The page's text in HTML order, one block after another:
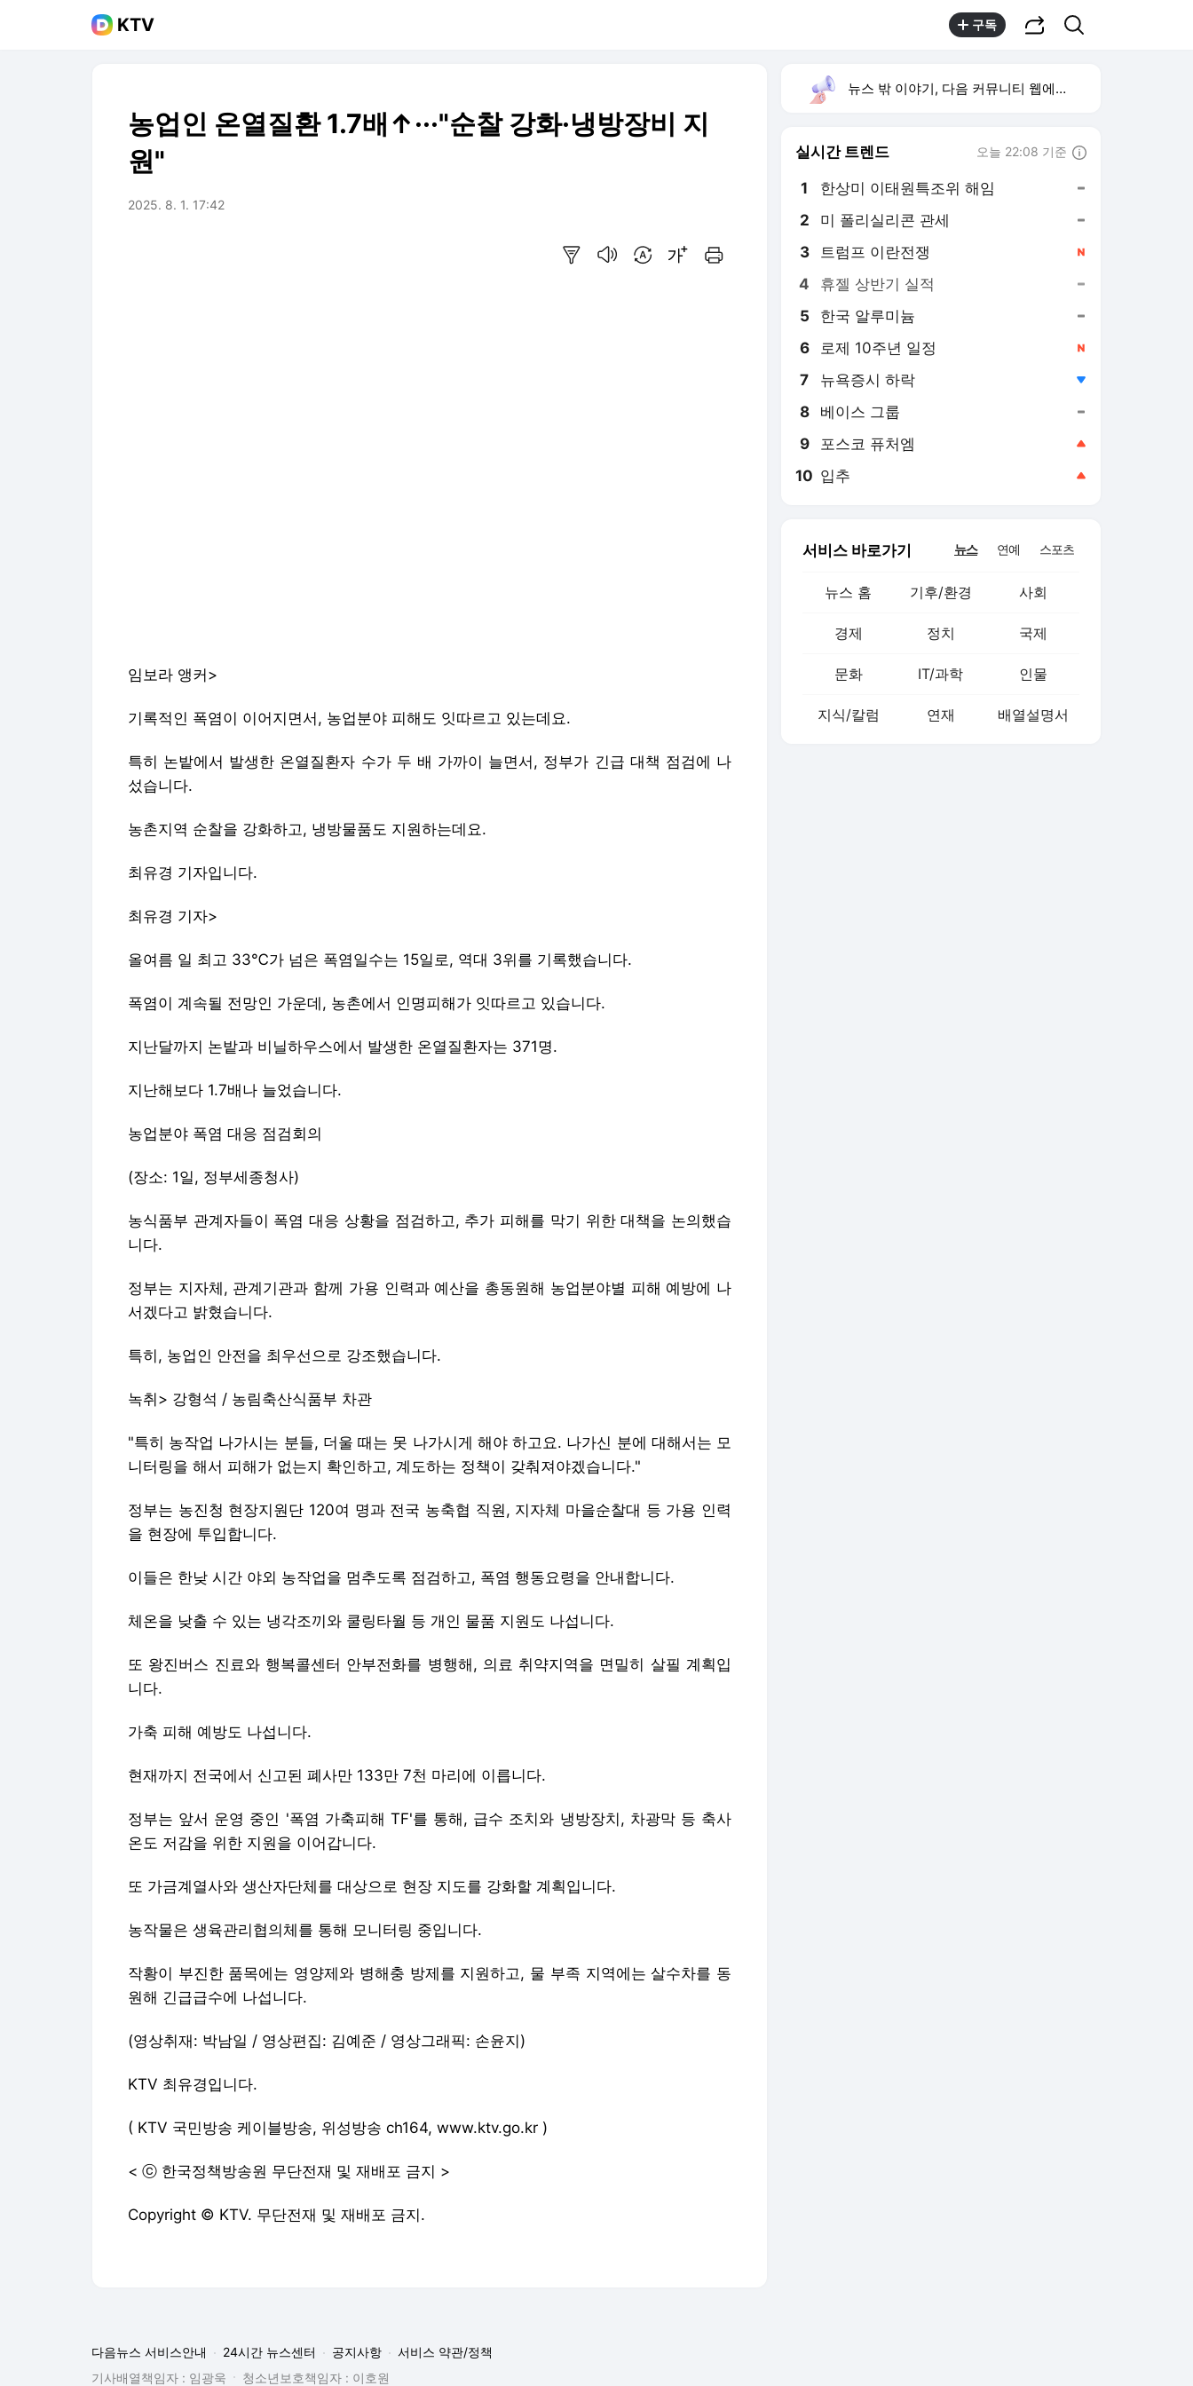
KTV 구독
농업인 온열질환 1.7배↑···"순찰 강화·냉방장비 지
원"
2025. 8. 1. 17:42
임보라 앵커>
기록적인 폭염이 이어지면서, 농업분야 피해도 잇따르고 있는데요.
특히 논밭에서 발생한 온열질환자 수가 두 배 가까이 늘면서, 정부가 긴급 대책 점검에 나
섰습니다.
농촌지역 순찰을 강화하고, 냉방물품도 지원하는데요.
최유경 기자입니다.
최유경 기자>
올여름 일 최고 33℃가 넘은 폭염일수는 15일로, 역대 3위를 기록했습니다.
폭염이 계속될 전망인 가운데, 농촌에서 인명피해가 잇따르고 있습니다.
지난달까지 논밭과 비닐하우스에서 발생한 온열질환자는 371명.
지난해보다 1.7배나 늘었습니다.
농업분야 폭염 대응 점검회의
(장소: 1일, 정부세종청사)
농식품부 관계자들이 폭염 대응 상황을 점검하고, 추가 피해를 막기 위한 대책을 논의했습
니다.
정부는 지자체, 관계기관과 함께 가용 인력과 예산을 총동원해 농업분야별 피해 예방에 나
서겠다고 밝혔습니다.
특히, 농업인 안전을 최우선으로 강조했습니다.
녹취> 강형석 / 농림축산식품부 차관
"특히 농작업 나가시는 분들, 더울 때는 못 나가시게 해야 하고요. 나가신 분에 대해서는 모
니터링을 해서 피해가 없는지 확인하고, 계도하는 정책이 갖춰져야겠습니다."
정부는 농진청 현장지원단 120여 명과 전국 농축협 직원, 지자체 마을순찰대 등 가용 인력
을 현장에 투입합니다.
이들은 한낮 시간 야외 농작업을 멈추도록 점검하고, 폭염 행동요령을 안내합니다.
체온을 낮출 수 있는 냉각조끼와 쿨링타월 등 개인 물품 지원도 나섭니다.
또 왕진버스 진료와 행복콜센터 안부전화를 병행해, 의료 취약지역을 면밀히 살필 계획입
니다.
가축 피해 예방도 나섭니다.
현재까지 전국에서 신고된 폐사만 133만 7천 마리에 이릅니다.
정부는 앞서 운영 중인 '폭염 가축피해 TF'를 통해, 급수 조치와 냉방장치, 차광막 등 축사
온도 저감을 위한 지원을 이어갑니다.
또 가금계열사와 생산자단체를 대상으로 현장 지도를 강화할 계획입니다.
농작물은 생육관리협의체를 통해 모니터링 중입니다.
작황이 부진한 품목에는 영양제와 병해충 방제를 지원하고, 물 부족 지역에는 살수차를 동
원해 긴급급수에 나섭니다.
(영상취재: 박남일 / 영상편집: 김예준 / 영상그래픽: 손윤지)
KTV 최유경입니다.
( KTV 국민방송 케이블방송, 위성방송 ch164, www.ktv.go.kr )
< ⓒ 한국정책방송원 무단전재 및 재배포 금지 >
Copyright © KTV. 무단전재 및 재배포 금지.
뉴스 밖 이야기, 다음 커뮤니티 웹에서 보기
실시간 트렌드 오늘 22:08 기준
1 한상미 이태원특조위 해임
2 미 폴리실리콘 관세
3 트럼프 이란전쟁
5 한국 알루미늄
6 로제 10주년 일정
7 뉴욕증시 하락
8 베이스 그룹
9 포스코 퓨처엠
10 입추
서비스 바로가기 뉴스 연예 스포츠
뉴스 홈 기후/환경 사회
경제 정치 국제
문화 IT/과학 인물
지식/칼럼 연재 배열설명서
다음뉴스 서비스안내 24시간 뉴스센터 공지사항
서비스 약관/정책
기사배열책임자 : 임광욱
청소년보호책임자 : 이호원